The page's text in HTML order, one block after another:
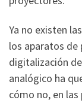
Ya no existen
los aparatos de
digitalización
analógico ha
cómo no, en las